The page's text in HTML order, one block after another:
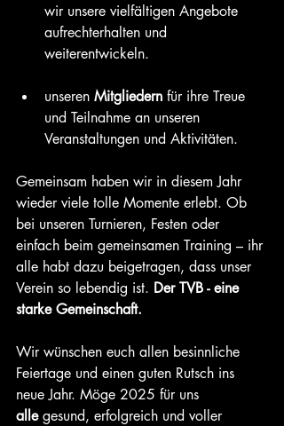
wir unsere vielfältigen Angebote
aufrechterhalten und
weiterentwickeln.
unseren Mitgliedern für ihre Treue
und Teilnahme an unseren
Veranstaltungen und Aktivitäten.
Gemeinsam haben wir in diesem Jahr
wieder viele tolle Momente erlebt. Ob
bei unseren Turnieren, Festen oder
einfach beim gemeinsamen Training – ihr
alle habt dazu beigetragen, dass unser
Verein so lebendig ist. Der TVB - eine
starke Gemeinschaft.
Wir wünschen euch allen besinnliche
Feiertage und einen guten Rutsch ins
neue Jahr. Möge 2025 für uns
alle gesund, erfolgreich und voller